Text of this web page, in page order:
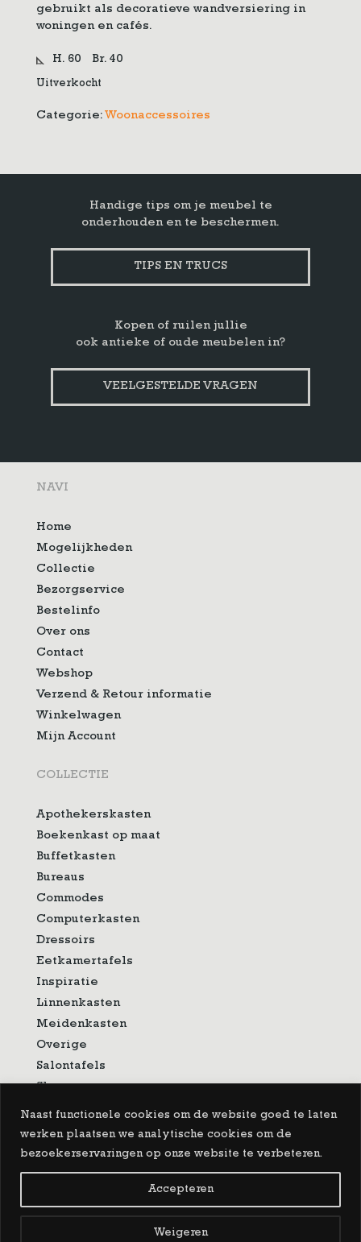
Naast functionele cookies om de website goed te laten
werken plaatsen we analytische cookies om de
bezoekerservaringen op onze website te verbeteren.
Weigeren
Accepteren
gebruikt als decoratieve wandversiering in
woningen en cafés.
H. 60 Br. 40
Uitverkocht
Categorie: Woonaccessoires
Handige tips om je meubel te
onderhouden en te beschermen.
TIPS EN TRUCS
Kopen of ruilen jullie
ook antieke of oude meubelen in?
VEELGESTELDE VRAGEN
NAVI
Home
Mogelijkheden
Collectie
Bezorgservice
Bestelinfo
Over ons
Contact
Webshop
Verzend & Retour informatie
Winkelwagen
Mijn Account
COLLECTIE
Apothekerskasten
Boekenkast op maat
Buffetkasten
Bureaus
Commodes
Computerkasten
Dressoirs
Eetkamertafels
Inspiratie
Linnenkasten
Meidenkasten
Overige
Salontafels
Showroom
Sidetable
Spiegels
Tv-meubelen
Vitrinekasten